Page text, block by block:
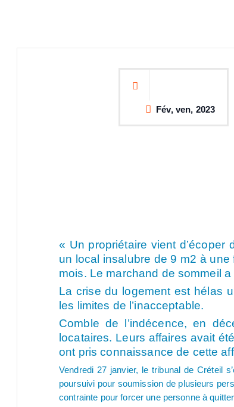
Fév, ven, 2023
« Un propriétaire vient
un local insalubre de 9 m2 à
mois. Le marchand de sommeil
La crise du logement est hélas
les limites de l’inacceptable.
Comble de l’indécence, en
locataires. Leurs affaires avait
ont pris connaissance de cette
Vendredi 27 janvier, le tribunal de Créteil
poursuivi pour soumission de plusieurs
contrainte pour forcer une personne à